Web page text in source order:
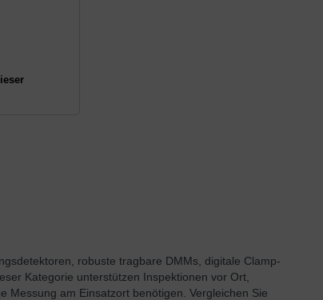
robuste tragbare DMMs, digitale Clamp-
Kategorie unterstützen Inspektionen vor Ort,
Messung am Einsatzort benötigen. Vergleichen Sie